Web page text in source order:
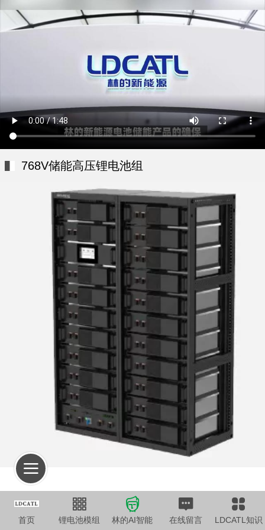
768V储能高压锂电池组
产品
产品编
首页 锂电池模组 林的AI智能 在线留言 LDCATL知识